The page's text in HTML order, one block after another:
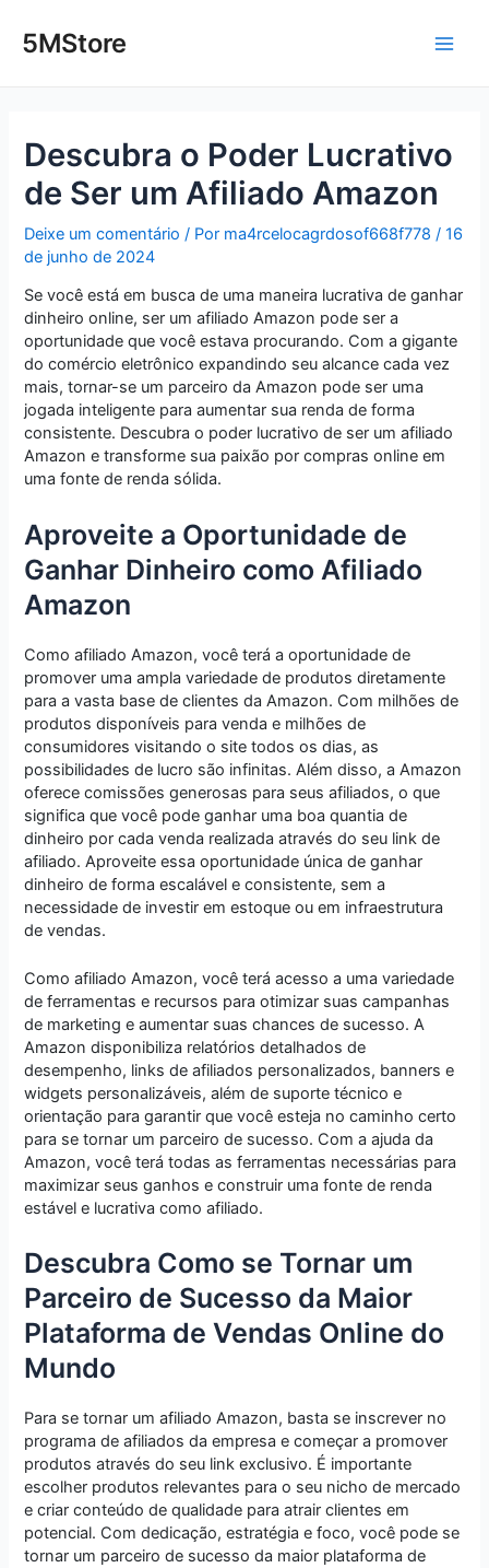
para5MStore
Descubra o Poder Lucrativo
de Ser um Afiliado Amazon
Deixe um comentário / Por ma4rcelocagrdosof668f778/16
de junho de 2024
Se você está em busca de uma maneira lucrativa de ganhar
dinheiro online, ser um afiliado Amazon pode ser a
oportunidade que você estava procurando. Com a gigante
do comércio eletrônico expandindo seu alcance cada vez
mais, tornar-se um parceiro da Amazon pode ser uma
jogada inteligente para aumentar sua renda de forma
consistente. Descubra o poder lucrativo de ser um afiliado
Amazon e transforme sua paixão por compras online em
uma fonte de renda sólida.
Aproveite a Oportunidade de
Ganhar Dinheiro como Afiliado
Amazon
Como afiliado Amazon, você terá a oportunidade de
promover uma ampla variedade de produtos diretamente
para a vasta base de clientes da Amazon. Com milhões de
produtos disponíveis para venda e milhões de
consumidores visitando o site todos os dias, as
possibilidades de lucro são infinitas. Além disso, a Amazon
oferece comissões generosas para seus afiliados, o que
significa que você pode ganhar uma boa quantia de
dinheiro por cada venda realizada através do seu link de
afiliado. Aproveite essa oportunidade única de ganhar
dinheiro de forma escalável e consistente, sem a
necessidade de investir em estoque ou em infraestrutura
de vendas.
Como afiliado Amazon, você terá acesso a uma variedade
de ferramentas e recursos para otimizar suas campanhas
de marketing e aumentar suas chances de sucesso. A
Amazon disponibiliza relatórios detalhados de
desempenho, links de afiliados personalizados, banners e
widgets personalizáveis, além de suporte técnico e
orientação para garantir que você esteja no caminho certo
para se tornar um parceiro de sucesso. Com a ajuda da
Amazon, você terá todas as ferramentas necessárias para
maximizar seus ganhos e construir uma fonte de renda
estável e lucrativa como afiliado.
Descubra Como se Tornar um
Parceiro de Sucesso da Maior
Plataforma de Vendas Online do
Mundo
Para se tornar um afiliado Amazon, basta se inscrever no
programa de afiliados da empresa e começar a promover
produtos através do seu link exclusivo. É importante
escolher produtos relevantes para o seu nicho de mercado
e criar conteúdo de qualidade para atrair clientes em
potencial. Com dedicação, estratégia e foco, você pode se
tornar um parceiro de sucesso da maior plataforma de
navigation